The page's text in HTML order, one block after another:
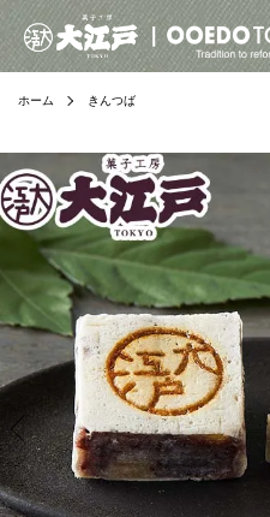
ホーム きんつば